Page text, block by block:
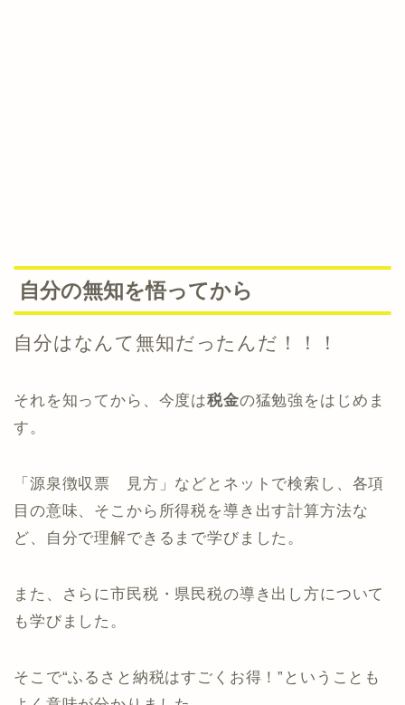
自分の無知を悟ってから
自分はなんて無知だったんだ！！！
それを知ってから、今度は税金の猛勉強をはじめま
す。
「源泉徴収票 見方」などとネットで検索し、各項
目の意味、そこから所得税を導き出す計算方法な
ど、自分で理解できるまで学びました。
また、さらに市民税・県民税の導き出し方について
も学びました。
そこで“ふるさと納税はすごくお得！”ということも